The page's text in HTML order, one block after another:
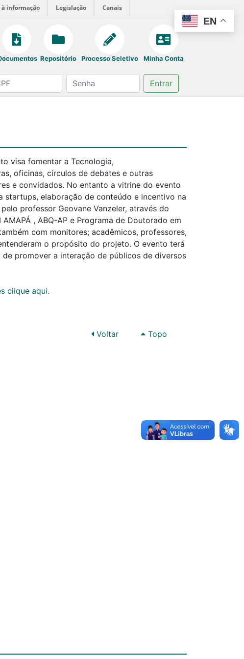
EN
à informação Legislação Canais
Repositório Processo Seletivo Minha Conta
Entrar
visa fomentar a Tecnologia,
oficinas, círculos de debates e outras
e convidados. No entanto a vitrine do evento
startups, elaboração de conteúdo e incentivo na
professor Geovane Vanzeler, através do
, ABQ-AP e Programa de Doutorado em
com monitores; acadêmicos, professores,
o propósito do projeto. O evento terá
promover a interação de públicos de diversos
clique aqui.
Voltar Topo